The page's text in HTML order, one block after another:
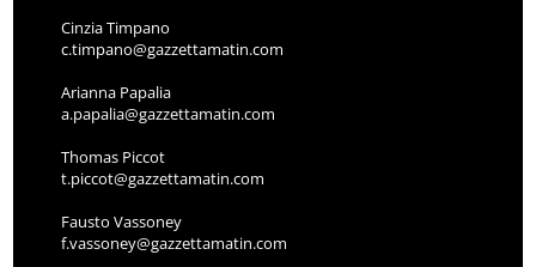
Cinzia Timpano
c.timpano@gazzettamatin.com
Arianna Papalia
a.papalia@gazzettamatin.com
Thomas Piccot
t.piccot@gazzettamatin.com
Fausto Vassoney
f.vassoney@gazzettamatin.com